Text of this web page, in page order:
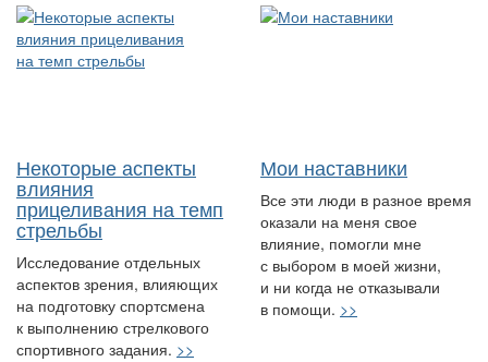
Некоторые аспекты
влияния
прицеливания на темп
стрельбы
Исследование отдельных
аспектов зрения, влияющих
на подготовку спортсмена
к выполнению стрелкового
спортивного задания. >>
Мои наставники
Все эти люди в разное время
оказали на меня свое
влияние, помогли мне
с выбором в моей жизни,
и ни когда не отказывали
в помощи. >>